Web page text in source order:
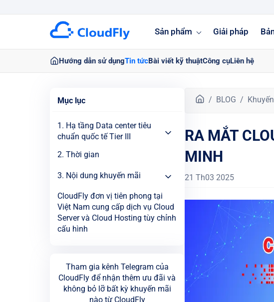
Sản phẩm Giải pháp
Hướng dẫn sử dụngTin tứcBài viết kỹ thuậtCông cụLiên hệ
Mục lục
1. Hạ tầng Data center tiêu
chuẩn quốc tế Tier III
2. Thời gian
3. Nội dung khuyến mãi
CloudFly đơn vị tiên phong tại
Việt Nam cung cấp dịch vụ Cloud
Server và Cloud Hosting tùy chỉnh
cấu hình
Tham gia kênh Telegram của
CloudFly để nhận thêm ưu đãi và
không bỏ lỡ bất kỳ khuyến mãi
nào từ CloudFly
T
n
g
c
h
ủ
BLOG
RA MẮT
MINH
21 Th03 2025